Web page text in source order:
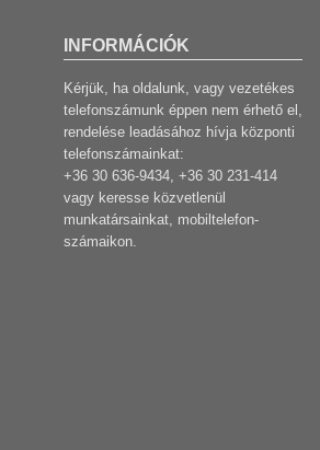
INFORMÁCIÓK
Kérjük, ha oldalunk, vagy vezetékes
telefonszámunk éppen nem érhető el,
rendelése leadásához hívja központi
telefonszámainkat:
+36 30 636-9434, +36 30 231-414
vagy keresse közvetlenül
munkatársainkat, mobiltelefon-
számaikon.